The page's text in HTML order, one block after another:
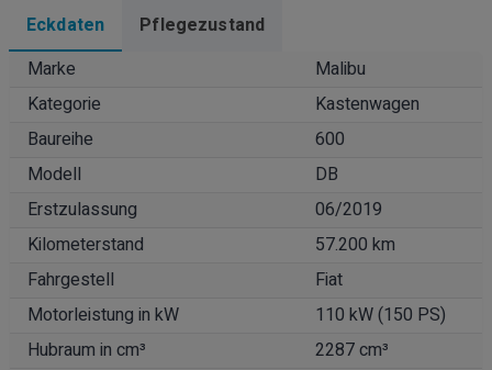
Eckdaten
Pflegezustand
Marke
Malibu
Kategorie
Kastenwagen
Baureihe
600
Modell
DB
Erstzulassung
06/2019
Kilometerstand
57.200 km
Fahrgestell
Fiat
Motorleistung in kW
110 kW (150 PS)
Hubraum in cm³
2287 cm³